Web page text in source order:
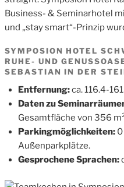
Business- & Seminarhotel
und „stay smart“-Prinzip
SYMPOSION HOTEL
RUHE- UND
SEBASTIAN IN DER
Entfernung:ca. 116.4-
Daten zu
Gesamtfläche von 356
Parkingmöglichkeiten:
Außenparkplätze.
Gesprochene Sprachen: